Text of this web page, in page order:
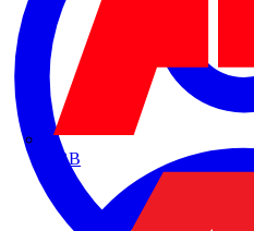
ABB